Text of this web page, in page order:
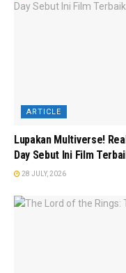
ARTICLE
Lupakan Multiverse!
Day Sebut Ini Film
28 JULY, 2026